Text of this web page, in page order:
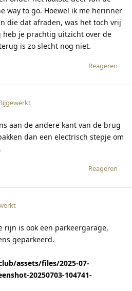
way to go. Hoewel ik me herinner
die dat afraden, was het toch vrij
heb je prachtig uitzicht over de
is zo slecht nog niet.
Reageren
aan de andere kant van de brug
dan een electrisch stepje om
Reageren
rijn is ook een parkeergarage,
geparkeerd.
assets/files/2025-07-
20250703-104741-